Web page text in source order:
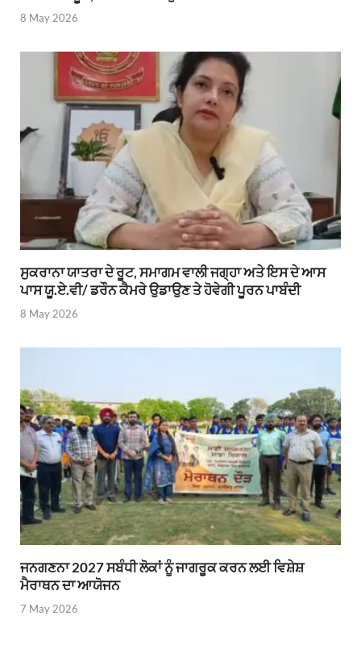
8 May 2026
ਸੁਕਰਾਨਾ ਯਾਤਰਾ ਦੇ ਰੂਟ, ਸਮਾਗਮ ਵਾਲੀ ਜਗ੍ਹਾ ਅਤੇ ਇਸ ਦੇ ਆਸ
ਪਾਸ ਯੂ.ਏ.ਵੀ/ ਡਰੌਨ ਕੈਮਰੇ ਉਡਾਉਣ ਤੇ ਹੋਵੇਗੀ ਪੂਰਨ ਪਾਬੰਦੀ
8 May 2026
ਜਨਗਣਨਾ 2027 ਸਬੰਧੀ ਲੋਕਾਂ ਨੂੰ ਜਾਗਰੂਕ ਕਰਨ ਲਈ ਵਿਸ਼ੇਸ਼
ਮੈਰਾਥਨ ਦਾ ਆਯੋਜਨ
7 May 2026